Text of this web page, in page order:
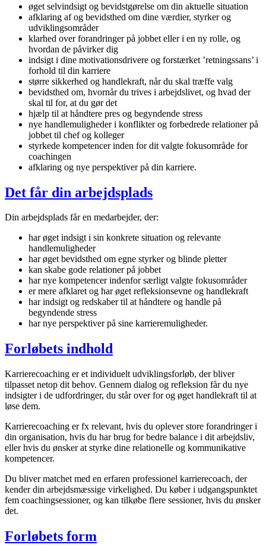
øget selvindsigt og bevidstgørelse om din aktuelle situation
afklaring af og bevidsthed om dine værdier, styrker og
udviklingsområder
klarhed over forandringer på jobbet eller i en ny rolle, og
hvordan de påvirker dig
indsigt i dine motivationsdrivere og forstærket ’retningssans’ i
forhold til din karriere
større sikkerhed og handlekraft, når du skal træffe valg
bevidsthed om, hvornår du trives i arbejdslivet, og hvad der
skal til for, at du gør det
hjælp til at håndtere pres og begyndende stress
nye handlemuligheder i konflikter og forbedrede relationer på
jobbet til chef og kolleger
styrkede kompetencer inden for dit valgte fokusområde for
coachingen
afklaring og nye perspektiver på din karriere.
Det får din arbejdsplads
Din arbejdsplads får en medarbejder, der:
har øget indsigt i sin konkrete situation og relevante
handlemuligheder
har øget bevidsthed om egne styrker og blinde pletter
kan skabe gode relationer på jobbet
har nye kompetencer indenfor særligt valgte fokusområder
er mere afklaret og har øget refleksionsevne og handlekraft
har indsigt og redskaber til at håndtere og handle på
begyndende stress
har nye perspektiver på sine karrieremuligheder.
Forløbets indhold
Karrierecoaching er et individuelt udviklingsforløb, der bliver
tilpasset netop dit behov. Gennem dialog og refleksion får du nye
indsigter i de udfordringer, du står over for og øget handlekraft til at
løse dem.
Karrierecoaching er fx relevant, hvis du oplever store forandringer i
din organisation, hvis du har brug for bedre balance i dit arbejdsliv,
eller hvis du ønsker at styrke dine relationelle og kommunikative
kompetencer.
Du bliver matchet med en erfaren professionel karrierecoach, der
kender din arbejdsmæssige virkelighed. Du køber i udgangspunktet
fem coachingsessioner, og kan tilkøbe flere sessioner, hvis du ønsker
det.
Forløbets form